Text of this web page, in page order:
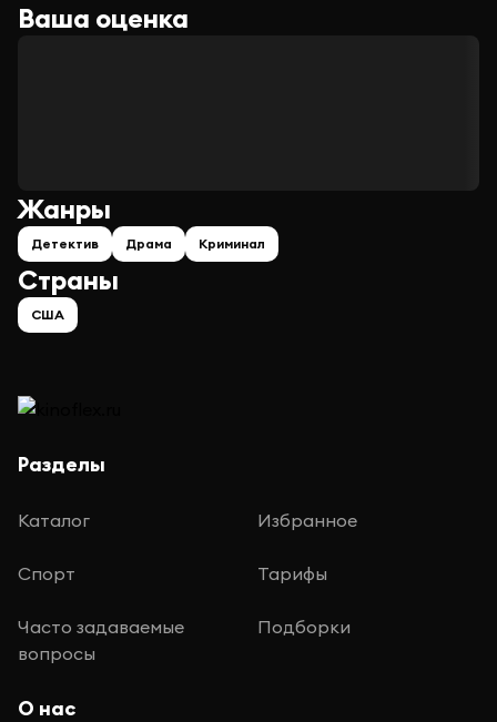
Ваша оценка
Страны
США
Жанры
Детектив Драма Криминал
Разделы
Каталог Избранное
Спорт Тарифы
Часто задаваемые
вопросы
Подборки
О нас